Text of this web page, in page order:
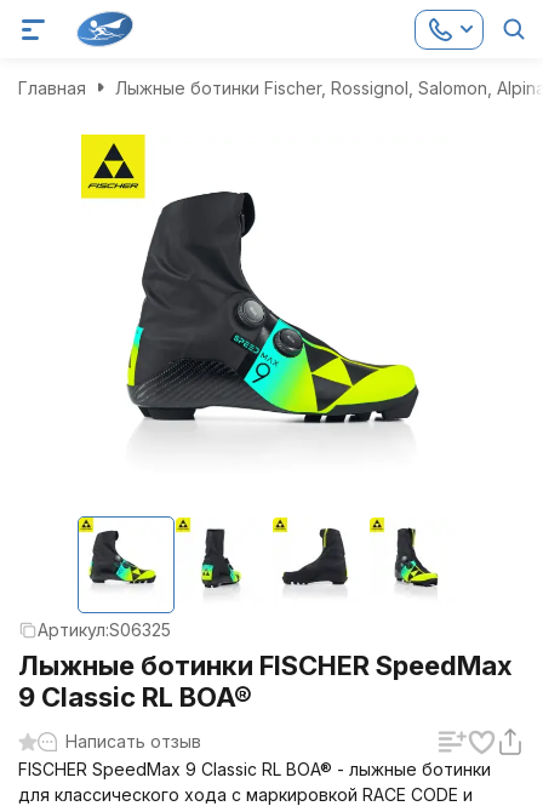
Главная Лыжные ботинки Fischer, Rossignol, Salomon,
Артикул:S06325
Лыжные ботинки FISCHER SpeedMax
9 Classic RL BOA®
Написать отзыв
FISCHER SpeedMax 9 Classic RL BOA® - лыжные ботинки
для классического хода с маркировкой RACE CODE и